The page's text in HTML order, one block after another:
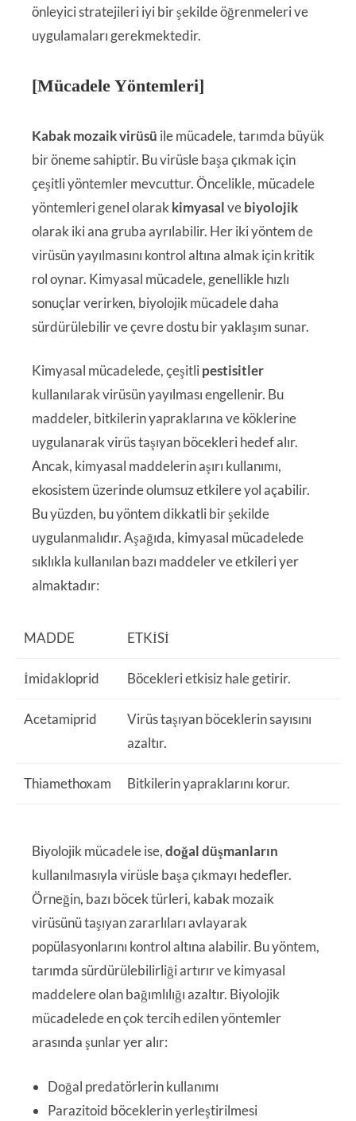
önleyici stratejileri iyi bir şekilde öğrenmeleri ve
uygulamaları gerekmektedir.
[Mücadele Yöntemleri]
Kabak mozaik virüsü ile mücadele, tarımda büyük
bir öneme sahiptir. Bu virüsle başa çıkmak için
çeşitli yöntemler mevcuttur. Öncelikle, mücadele
yöntemleri genel olarak kimyasalvebiyolojik
olarak iki ana gruba ayrılabilir. Her iki yöntem de
virüsün yayılmasını kontrol altına almak için kritik
rol oynar. Kimyasal mücadele, genellikle hızlı
sonuçlar verirken, biyolojik mücadele daha
sürdürülebilir ve çevre dostu bir yaklaşım sunar.
Kimyasal mücadelede, çeşitlipestisitler
kullanılarak virüsün yayılması engellenir. Bu
maddeler, bitkilerin yapraklarına ve köklerine
uygulanarak virüs taşıyan böcekleri hedef alır.
Ancak, kimyasal maddelerin aşırı kullanımı,
ekosistem üzerinde olumsuz etkilere yol açabilir.
Bu yüzden, bu yöntem dikkatli bir şekilde
uygulanmalıdır. Aşağıda, kimyasal mücadelede
sıklıkla kullanılan bazı maddeler ve etkileri yer
almaktadır:
MADDE ETKISI
İmidakloprid Böcekleri etkisiz hale getirir.
Acetamiprid
Virüs taşıyan böceklerin sayısını
azaltır.
Thiamethoxam Bitkilerin yapraklarını korur.
Biyolojik mücadele ise,doğal düşmanların
kullanılmasıyla virüsle başa çıkmayı hedefler.
Örneğin, bazı böcek türleri, kabak mozaik
virüsünü taşıyan zararlıları avlayarak
popülasyonlarını kontrol altına alabilir. Bu yöntem,
tarımda sürdürülebilirliği artırır ve kimyasal
maddelere olan bağımlılığı azaltır. Biyolojik
mücadelede en çok tercih edilen yöntemler
arasında şunlar yer alır:
Doğal predatörlerin kullanımı
Parazitoid böceklerin yerleştirilmesi